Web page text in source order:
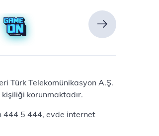
Türk Telekomünikasyon A.Ş.
korunmaktadır.
444 5 444, evde internet